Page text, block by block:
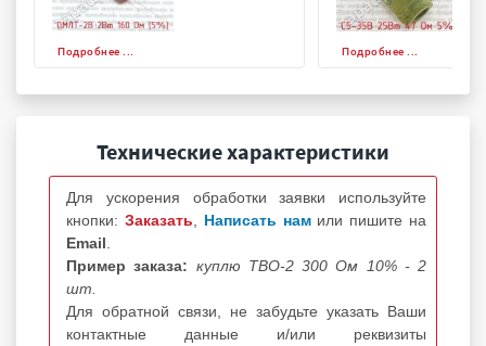
Подробнее ... Подробнее ...
Технические характеристики
Для ускорения обработки заявки используйте
кнопки: Заказать Написать нам или пишите на
Email
Пример заказа: куплю ТВО-2 300 Ом 10% - 2
шт.
Для обратной связи, не забудьте указать Ваши
контактные данные и/или реквизиты